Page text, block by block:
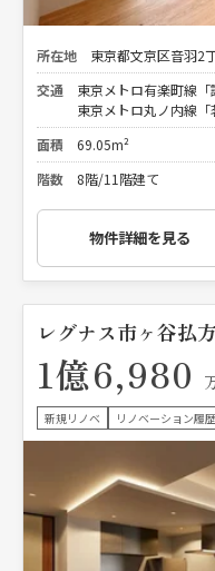
所在地
東京都文京区音羽2
交通
東京メトロ有楽町線
東京メトロ丸ノ内線
面積
69.05m²
階数
8階/11階建て
物件詳細を見る
レグナス市ヶ谷払
1億6,980
新規リノベ リノベーション履